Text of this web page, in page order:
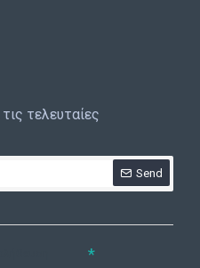
τελευταίες
Send